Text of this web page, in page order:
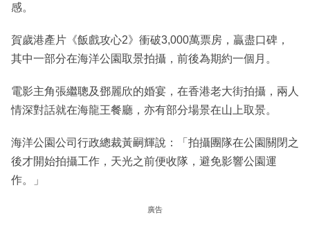
感。
賀歲港產片《飯戲攻心2》衝破3,000萬票房，贏盡口碑，
其中一部分在海洋公園取景拍攝，前後為期約一個月。
電影主角張繼聰及鄧麗欣的婚宴，在香港老大街拍攝，兩人
情深對話就在海龍王餐廳，亦有部分場景在山上取景。
海洋公園公司行政總裁黃嗣輝說：「拍攝團隊在公園關閉之
後才開始拍攝工作，天光之前便收隊，避免影響公園運
作。」
廣告